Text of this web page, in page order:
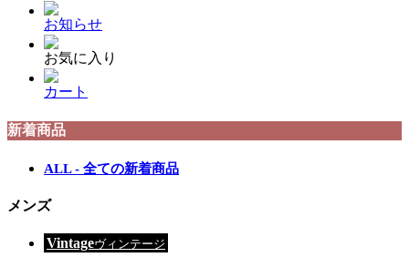
お知らせ
お気に入り
カート
新着商品
ALL - 全ての新着商品
メンズ
Vintageヴィンテージ